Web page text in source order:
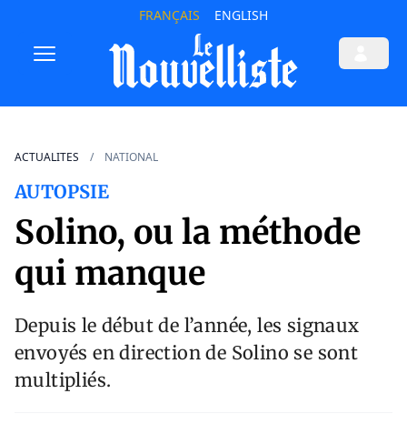
FRANÇAIS ENGLISH
ACTUALITES NATIONAL
AUTOPSIE
Solino, ou la méthode
qui manque
Depuis le début de l’année, les signaux
envoyés en direction de Solino se sont
multipliés.